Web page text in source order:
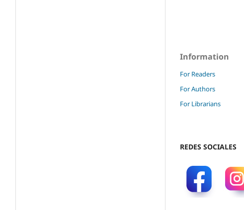
Information
For Readers
For Authors
For Librarians
REDES SOCIALES